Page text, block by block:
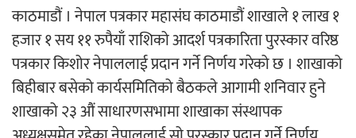
अर्जुन चन्द्रको ‘संवेदनाका प्रतिध्वनि’
मुक्तकसङ्ग्रह लोकार्पण
काठमाडौं । नेपाल पत्रकार महासंघ काठमाडौं शाखाले १ लाख १
हजार १ सय ११ रुपैयाँ राशिको आदर्श पत्रकारिता पुरस्कार वरिष्ठ
पत्रकार किशोर नेपाललाई प्रदान गर्ने निर्णय गरेको छ । शाखाको
बिहीबार बसेको कार्यसमितिको बैठकले आगामी शनिवार हुने
शाखाको २३ औं साधारणसभामा शाखाका संस्थापक